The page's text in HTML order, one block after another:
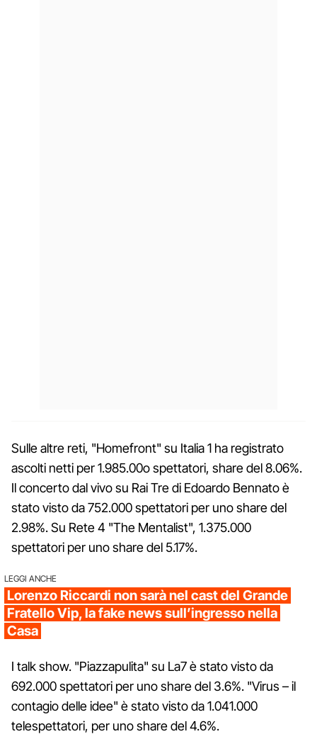
Sulle altre reti, "Homefront" su Italia 1 ha registrato
ascolti netti per 1.985.00o spettatori, share del 8.06%.
Il concerto dal vivo su Rai Tre di Edoardo Bennato è
stato visto da 752.000 spettatori per uno share del
2.98%. Su Rete 4 "The Mentalist", 1.375.000
spettatori per uno share del 5.17%.
LEGGI ANCHE
Lorenzo Riccardi non sarà nel cast del Grande
Fratello Vip, la fake news sull’ingresso nella
Casa
I talk show. "Piazzapulita" su La7 è stato visto da
692.000 spettatori per uno share del 3.6%. "Virus – il
contagio delle idee" è stato visto da 1.041.000
telespettatori, per uno share del 4.6%.